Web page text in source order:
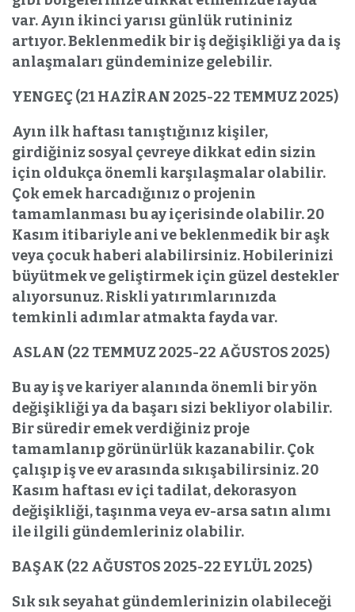
var. Ayın ikinci yarısı günlük rutininiz
artıyor. Beklenmedik bir iş değişikliği ya da iş
anlaşmaları gündeminize gelebilir.
YENGEÇ (21 HAZİRAN 2025-22 TEMMUZ 2025)
Ayın ilk haftası tanıştığınız kişiler,
girdiğiniz sosyal çevreye dikkat edin sizin
için oldukça önemli karşılaşmalar olabilir.
Çok emek harcadığınız o projenin
tamamlanması bu ay içerisinde olabilir. 20
Kasım itibariyle ani ve beklenmedik bir aşk
veya çocuk haberi alabilirsiniz. Hobilerinizi
büyütmek ve geliştirmek için güzel destekler
alıyorsunuz. Riskli yatırımlarınızda
temkinli adımlar atmakta fayda var.
ASLAN (22 TEMMUZ 2025-22 AĞUSTOS 2025)
Bu ay iş ve kariyer alanında önemli bir yön
değişikliği ya da başarı sizi bekliyor olabilir.
Bir süredir emek verdiğiniz proje
tamamlanıp görünürlük kazanabilir. Çok
çalışıp iş ve ev arasında sıkışabilirsiniz. 20
Kasım haftası ev içi tadilat, dekorasyon
değişikliği, taşınma veya ev-arsa satın alımı
ile ilgili gündemleriniz olabilir.
BAŞAK (22 AĞUSTOS 2025-22 EYLÜL 2025)
Sık sık seyahat gündemlerinizin olabileceği